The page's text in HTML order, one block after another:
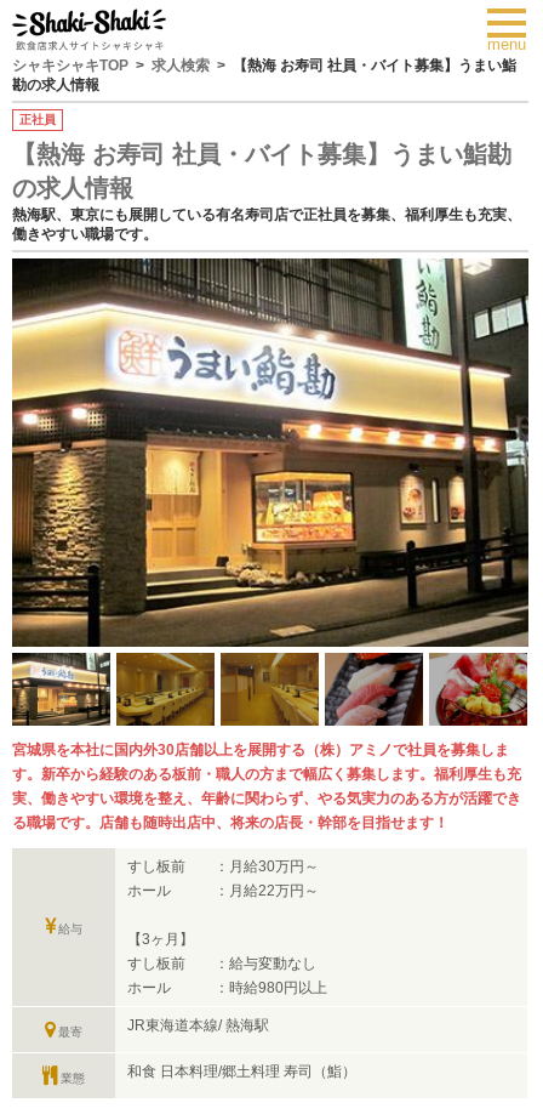
menu
シャキシャキTOP 求人検索
【熱海 お寿司 社員・バイト募集】うまい鮨
勘の求人情報
正社員
【熱海 お寿司 社員・バイト募集】うまい鮨勘
の求人情報
熱海駅、東京にも展開している有名寿司店で正社員を募集、福利厚生も充実、
働きやすい職場です。
宮城県を本社に国内外30店舗以上を展開する（株）アミノで社員を募集しま
す。新卒から経験のある板前・職人の方まで幅広く募集します。福利厚生も充
実、働きやすい環境を整え、年齢に関わらず、やる気実力のある方が活躍でき
る職場です。店舗も随時出店中、将来の店長・幹部を目指せます！
給与
すし板前 ：月給30万円～
ホール ：月給22万円～
【3ヶ月】
すし板前 ：給与変動なし
ホール ：時給980円以上
最寄 JR東海道本線/ 熱海駅
業態 和食 日本料理/郷土料理 寿司（鮨）